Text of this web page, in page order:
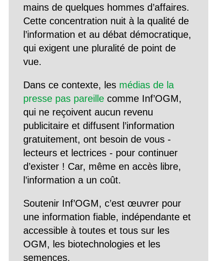
mains de quelques hommes d’affaires.
Cette concentration nuit à la qualité de
l’information et au débat démocratique,
qui exigent une pluralité de point de
vue.
Dans ce contexte, les médias de la
presse pas pareillecomme Inf’OGM,
qui ne reçoivent aucun revenu
publicitaire et diffusent l’information
gratuitement, ont besoin de vous -
lecteurs et lectrices - pour continuer
d’exister ! Car, même en accès libre,
l’information a un coût.
Soutenir Inf’OGM, c’est œuvrer pour
une information fiable, indépendante et
accessible à toutes et tous sur les
OGM, les biotechnologies et les
semences.